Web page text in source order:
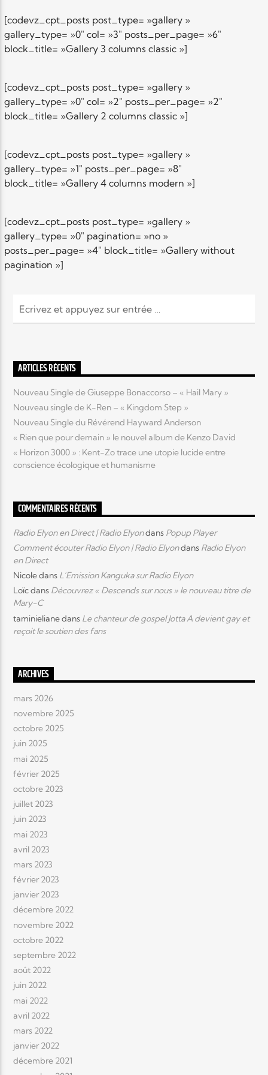
TITRE
ARTISTE
Elyon Hits
[codevz_cpt_posts post_type= »gallery »
gallery_type= »0″ col= »3″ posts_per_page= »6″
block_title= »Gallery 3 columns classic »]
[codevz_cpt_posts post_type= »gallery »
gallery_type= »0″ col= »2″ posts_per_page= »2″
block_title= »Gallery 2 columns classic »]
[codevz_cpt_posts post_type= »gallery »
gallery_type= »1″ posts_per_page= »8″
block_title= »Gallery 4 columns modern »]
[codevz_cpt_posts post_type= »gallery »
gallery_type= »0″ pagination= »no »
posts_per_page= »4″ block_title= »Gallery without
pagination »]
ARTICLES RÉCENTS
Nouveau Single de Giuseppe Bonaccorso – « Hail Mary »
Nouveau single de K-Ren – « Kingdom Step »
Nouveau Single du Révérend Hayward Anderson
« Rien que pour demain » le nouvel album de Kenzo David
« Horizon 3000 » : Kent-Zo trace une utopie lucide entre
conscience écologique et humanisme
COMMENTAIRES RÉCENTS
Radio Elyon en Direct | Radio Elyondans Popup Player
Comment écouter Radio Elyon | Radio Elyondans Radio Elyon
en Direct
Nicoledans L’Emission Kanguka sur Radio Elyon
Loïcdans Découvrez « Descends sur nous » le nouveau titre de
Mary-C
taminielianedans Le chanteur de gospel Jotta A devient gay et
reçoit le soutien des fans
ARCHIVES
mars 2026
novembre 2025
octobre 2025
juin 2025
mai 2025
février 2025
octobre 2023
juillet 2023
juin 2023
mai 2023
avril 2023
mars 2023
février 2023
janvier 2023
décembre 2022
novembre 2022
octobre 2022
septembre 2022
août 2022
juin 2022
mai 2022
avril 2022
mars 2022
janvier 2022
décembre 2021